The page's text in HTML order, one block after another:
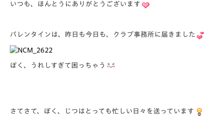
いつも、ほんとうにありがとうございます
バレンタインは、昨日も今日も、クラブ事務所に届きました
ぼく、うれしすぎて困っちゃう
さてさて、ぼく、じつはとっても忙しい日々を送っています